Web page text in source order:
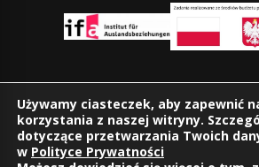
Znajdziesz nas również
Używamy ciasteczek, aby zapewnić
korzystania z naszej witryny.
dotyczące przetwarzania Twoich
w Polityce Prywatności